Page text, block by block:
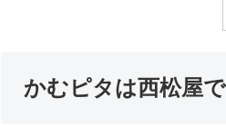
かむピタは西松屋